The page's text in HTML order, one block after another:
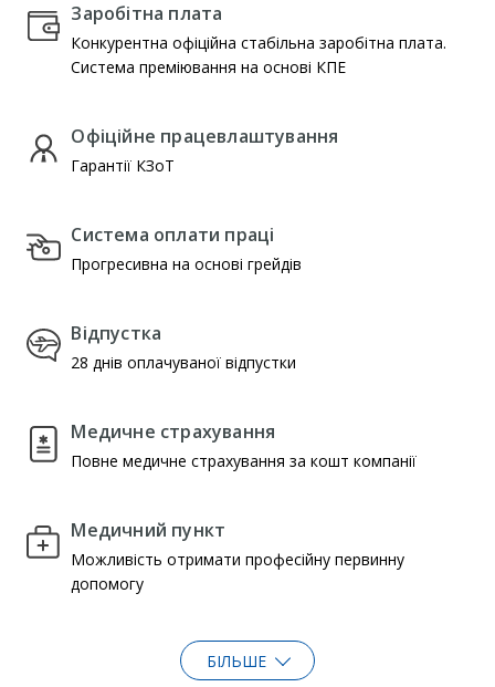
Заробітна плата
Конкурентна офіційна стабільна заробітна плата.
Система преміювання на основі КПЕ
Офіційне працевлаштування
Гарантії КЗоТ
Система оплати праці
Прогресивна на основі грейдів
Відпустка
28 днів оплачуваної відпустки
Медичне страхування
Повне медичне страхування за кошт компанії
Медичний пункт
Можливість отримати професійну первинну
допомогу
БІЛЬШЕ